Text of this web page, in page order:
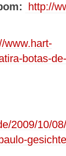
http://
www.hart-
botas-
2009/10/